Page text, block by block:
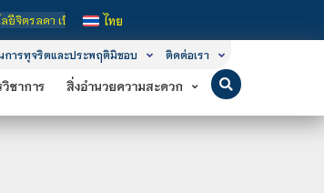
บันอุดมศึกษาในกำกับของรัฐ เปิดหลักสูตรการเรียนการสอน 3
ไทย
การทุจริตและประพฤติมิชอบ ติดต่อเรา
ชาการ สิ่งอำนวยความสะดวก